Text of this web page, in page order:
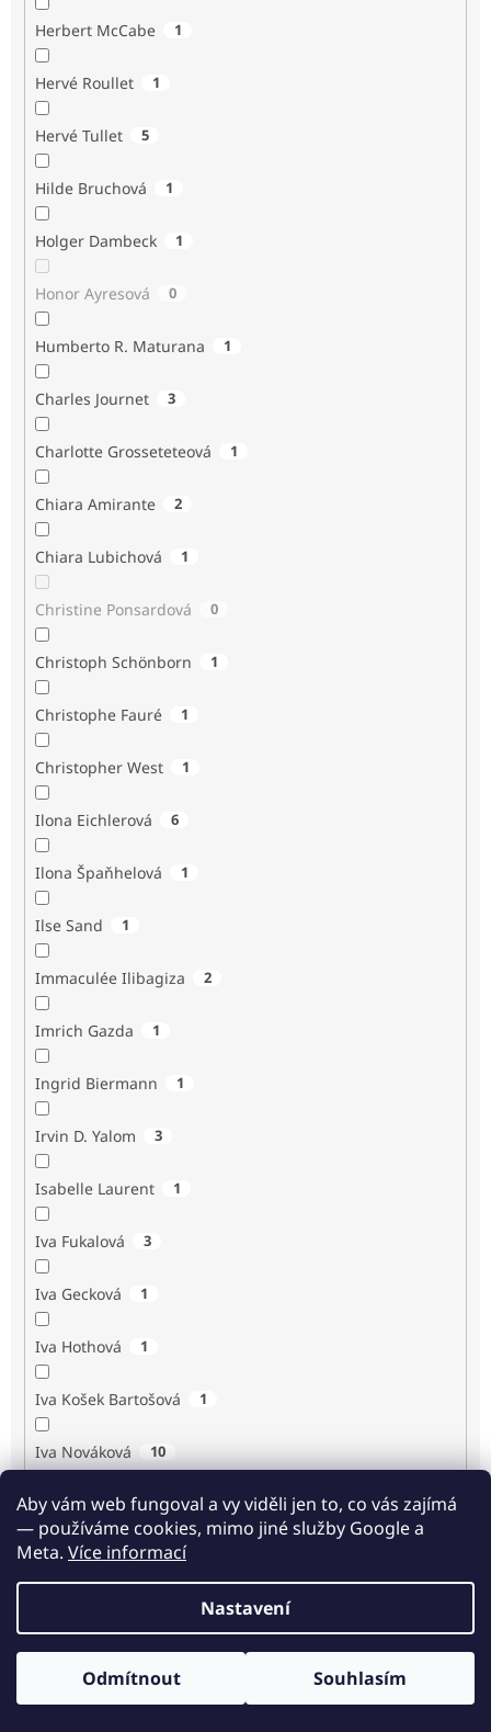
Aby vám web fungoval a vy viděli jen to, co vás zajímá
— používáme cookies, mimo jiné služby Google a
Meta. Více informací
Nastavení
Odmítnout Souhlasím
Herbert McCabe 1
Hervé Roullet 1
Hervé Tullet 5
Hilde Bruchová 1
Holger Dambeck 1
Honor Ayresová 0
Humberto R. Maturana 1
Charles Journet 3
Charlotte Grosseteteová 1
Chiara Amirante 2
Chiara Lubichová 1
Christine Ponsardová 0
Christoph Schönborn 1
Christophe Fauré 1
Christopher West 1
Ilona Eichlerová 6
Ilona Špaňhelová 1
Ilse Sand 1
Immaculée Ilibagiza 2
Imrich Gazda 1
Ingrid Biermann 1
Irvin D. Yalom 3
Isabelle Laurent 1
Iva Fukalová 3
Iva Gecková 1
Iva Hothová 1
Iva Košek Bartošová 1
Iva Nováková 10
Iva Procházková 1
Ivan Renč 1
Odběr novinek